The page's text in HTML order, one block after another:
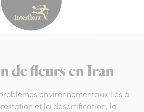
Interflora - livraison
fleurs
de fleurs en Iran
environnementaux liés à
et la désertification, la